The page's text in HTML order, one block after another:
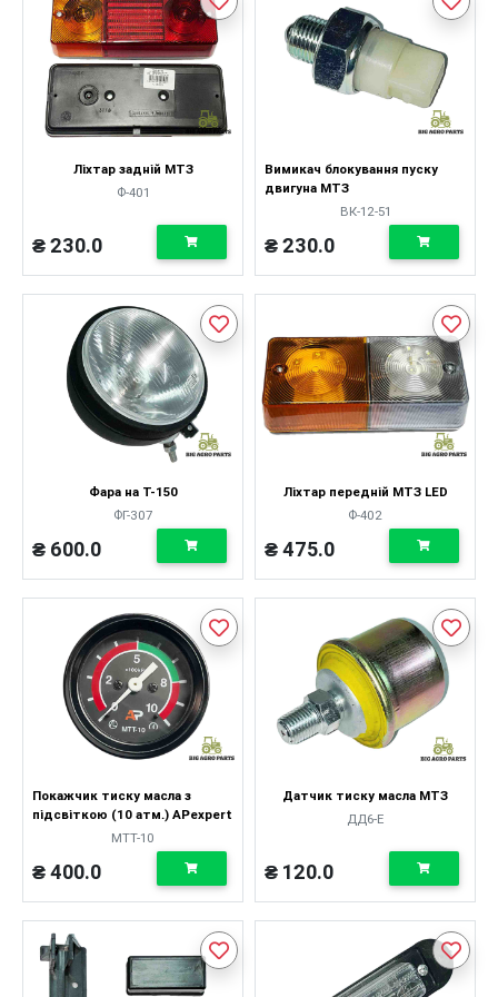
Ліхтар задній МТЗ
Ф-401
₴ 230.0
Вимикач блокування пуску
двигуна МТЗ
ВК-12-51
₴ 230.0
Фара на Т-150
ФГ-307
₴ 600.0
Ліхтар передній МТЗ LED
Ф-402
₴ 475.0
Покажчик тиску масла з
підсвіткою (10 атм.) APexpert
МТТ-10
₴ 400.0
Датчик тиску масла МТЗ
ДД6-Е
₴ 120.0